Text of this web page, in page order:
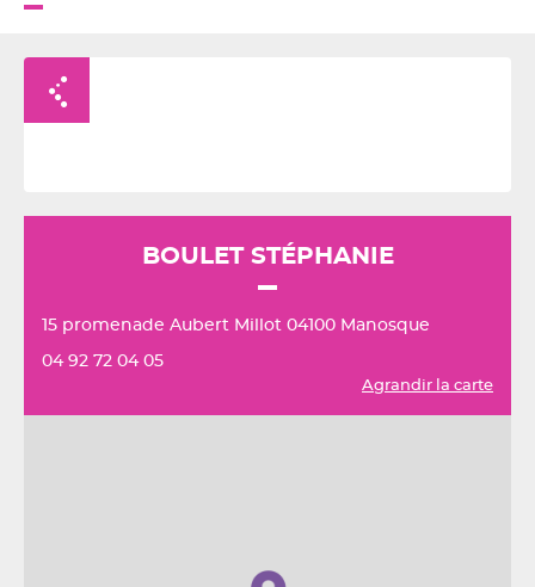
BOULET STÉPHANIE
15 promenade Aubert Millot 04100 Manosque
04 92 72 04 05
Agrandir la carte